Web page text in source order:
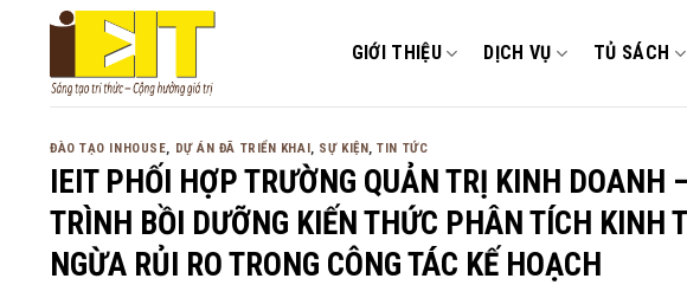
GIỚI THIỆU DỊCH VỤ TỦ SÁCH
ĐÀO TẠO INHOUSE, DỰ ÁN ĐÃ TRIỂN KHAI, SỰ KIỆN,TIN TỨC
IEIT PHỐI HỢP TRƯỜNG QUẢN TRỊ KINH DOANH
TRÌNH BỒI DƯỠNG KIẾN THỨC PHÂN TÍCH KINH
NGỪA RỦI RO TRONG CÔNG TÁC KẾ HOẠCH